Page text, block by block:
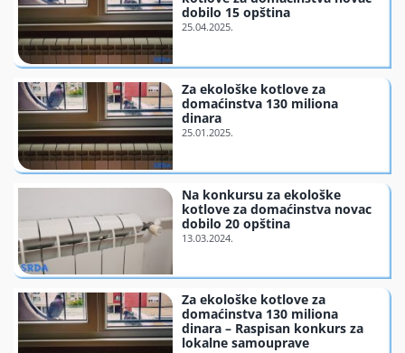
Finansiranje
O nama
dobilo 15 opština
Za ekološke kotlove za
domaćinstva 130 miliona
dinara
Na konkursu za ekološke
kotlove za domaćinstva novac
dobilo 20 opština
Za ekološke kotlove za
domaćinstva 130 miliona
dinara – Raspisan konkurs za
lokalne samouprave